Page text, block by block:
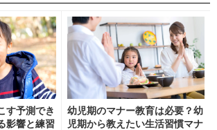
す予測でき
影響と練習
幼児期のマナー教育は必要？幼
児期から教えたい生活習慣マナ